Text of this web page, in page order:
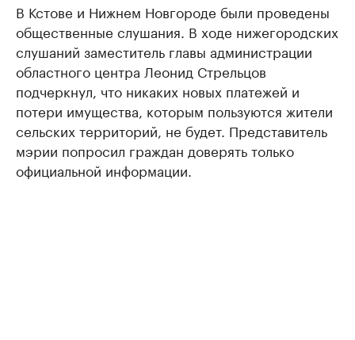
В Кстове и Нижнем Новгороде были проведены
общественные слушания. В ходе нижегородских
слушаний заместитель главы администрации
областного центра Леонид Стрельцов
подчеркнул, что никаких новых платежей и
потери имущества, которым пользуются жители
сельских территорий, не будет. Представитель
мэрии попросил граждан доверять только
официальной информации.